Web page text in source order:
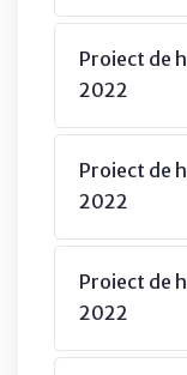
Proiect de
2022
Proiect de
2022
Proiect de
2022